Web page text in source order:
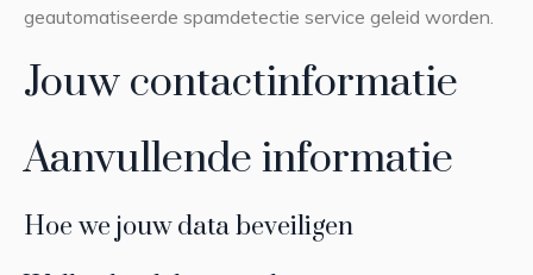
geautomatiseerde spamdetectie service geleid worden.
Jouw contactinformatie
Aanvullende informatie
Hoe we jouw data beveiligen